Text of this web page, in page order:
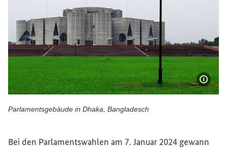
Parlamentsgebäude in Dhaka, Bangladesch
Bei den Parlamentswahlen am 7. Januar 2024 gewann